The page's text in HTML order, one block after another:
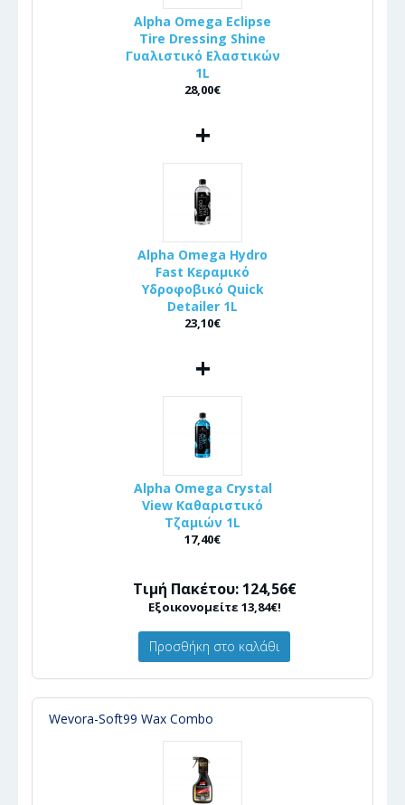
Alpha Omega Eclipse
Tire Dressing Shine
Γυαλιστικό Ελαστικών
1L
28,00€
+
Alpha Omega Hydro
Fast Κεραμικό
Υδροφοβικό Quick
Detailer 1L
23,10€
+
Alpha Omega Crystal
View Καθαριστικό
Τζαμιών 1L
17,40€
Τιμή Πακέτου: 124,56€
Εξοικονομείτε 13,84€!
Προσθήκη στο καλάθι
Wevora-Soft99 Wax Combo